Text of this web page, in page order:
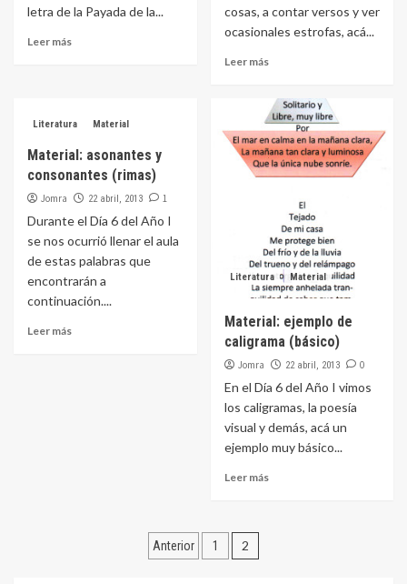
letra de la Payada de la...
Leer más
cosas, a contar versos y ver
ocasionales estrofas, acá...
Leer más
Literatura Material
Material: asonantes y
consonantes (rimas)
Jomra 22 abril, 2013 1
Durante el Día 6 del Año I
se nos ocurrió llenar el aula
de estas palabras que
encontrarán a
continuación....
Leer más
Literatura Material
Material: ejemplo de
caligrama (básico)
Jomra 22 abril, 2013 0
En el Día 6 del Año I vimos
los caligramas, la poesía
visual y demás, acá un
ejemplo muy básico...
Leer más
Navegación
Anterior 1 2